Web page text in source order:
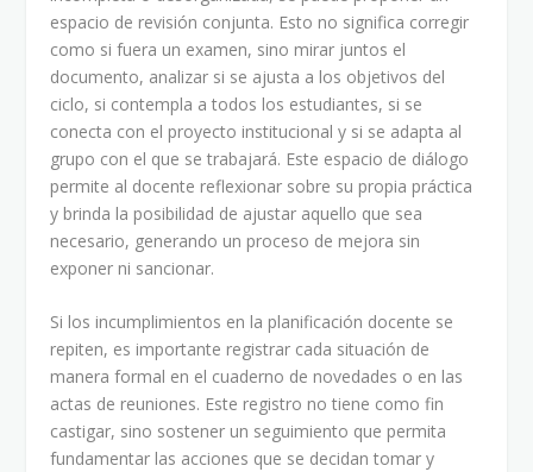
espacio de revisión conjunta. Esto no significa corregir
como si fuera un examen, sino mirar juntos el
documento, analizar si se ajusta a los objetivos del
ciclo, si contempla a todos los estudiantes, si se
conecta con el proyecto institucional y si se adapta al
grupo con el que se trabajará. Este espacio de diálogo
permite al docente reflexionar sobre su propia práctica
y brinda la posibilidad de ajustar aquello que sea
necesario, generando un proceso de mejora sin
exponer ni sancionar.
Si los incumplimientos en la planificación docente se
repiten, es importante registrar cada situación de
manera formal en el cuaderno de novedades o en las
actas de reuniones. Este registro no tiene como fin
castigar, sino sostener un seguimiento que permita
fundamentar las acciones que se decidan tomar y